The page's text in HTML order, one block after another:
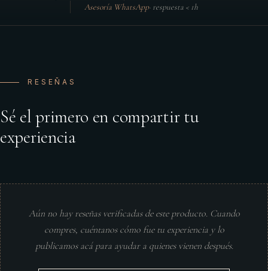
Asesoría WhatsApp· respuesta < 1h
RESEÑAS
Sé el primero en compartir tu
experiencia
Aún no hay reseñas verificadas de este producto. Cuando
compres, cuéntanos cómo fue tu experiencia y lo
publicamos acá para ayudar a quienes vienen después.